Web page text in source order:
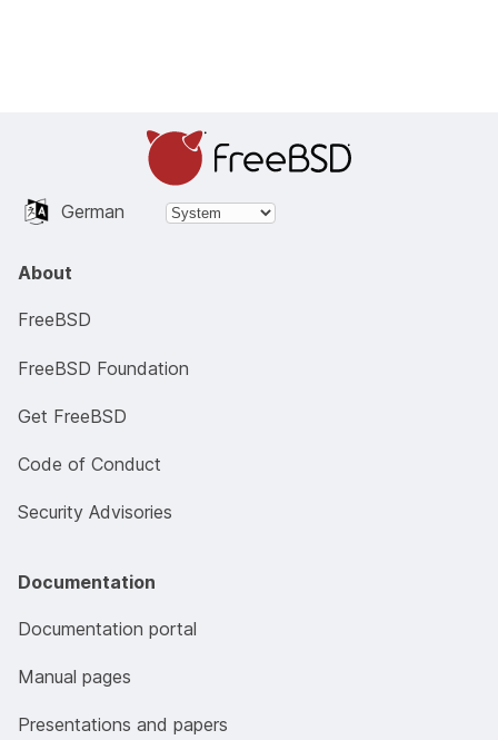
German
About
FreeBSD
FreeBSD Foundation
Get FreeBSD
Code of Conduct
Security Advisories
Documentation
Documentation portal
Manual pages
Presentations and papers